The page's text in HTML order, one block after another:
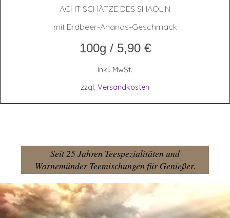
ACHT SCHÄT­ZE DES SHAOLIN
mit Erdbeer-Ananas-Geschmack
100g / 5,90 €
inkl. MwSt.
zzgl. Versandkosten
Seit 25 Jahren Teespezialitäten und
Warnemünder Teemischungen für Genießer.